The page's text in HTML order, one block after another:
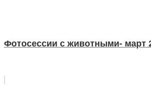
Фотосессии с животными- март